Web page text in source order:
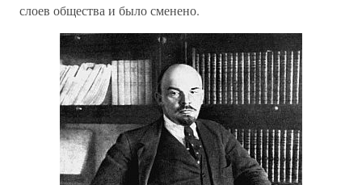
слоев общества и было сменено.